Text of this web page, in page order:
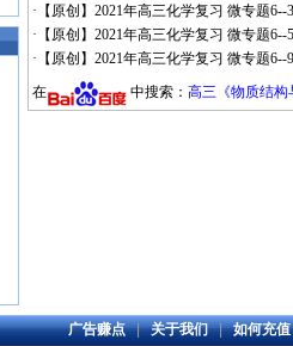
· 【原创】2021年高三化学复习 微专题
· 【原创】2021年高三化学复习 微专题
· 【原创】2021年高三化学复习 微专题
在
中搜索： 高三《物质结构
广告赚点|关于我们|如何充值